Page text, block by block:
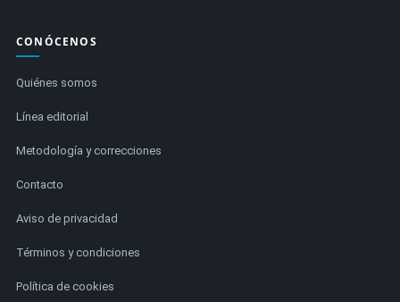
CONÓCENOS
Quiénes somos
Línea editorial
Metodología y correcciones
Contacto
Aviso de privacidad
Términos y condiciones
Política de cookies